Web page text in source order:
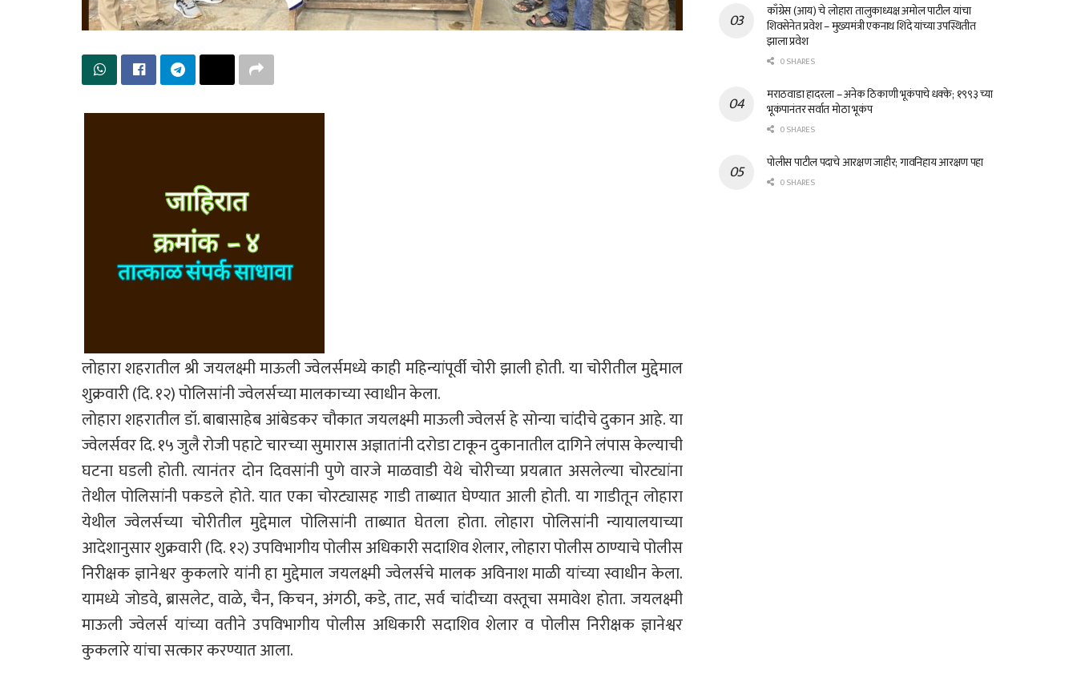
लोहारा शहरातील श्री जयलक्ष्मी माऊली ज्वेलर्समध्ये काही महिन्यांपूर्वी चोरी झाली होती. या चोरीतील मुद्देमाल
शुक्रवारी (दि. १२) पोलिसांनी ज्वेलर्सच्या मालकाच्या स्वाधीन केला.
लोहारा शहरातील डॉ. बाबासाहेब आंबेडकर चौकात जयलक्ष्मी माऊली ज्वेलर्स हे सोन्या चांदीचे दुकान आहे. या
ज्वेलर्सवर दि. १५ जुलै रोजी पहाटे चारच्या सुमारास अज्ञातांनी दरोडा टाकून दुकानातील दागिने लंपास केल्याची
घटना घडली होती. त्यानंतर दोन दिवसांनी पुणे वारजे माळवाडी येथे चोरीच्या प्रयत्नात असलेल्या चोरट्यांना
तेथील पोलिसांनी पकडले होते. यात एका चोरट्यासह गाडी ताब्यात घेण्यात आली होती. या गाडीतून लोहारा
येथील ज्वेलर्सच्या चोरीतील मुद्देमाल पोलिसांनी ताब्यात घेतला होता. लोहारा पोलिसांनी न्यायालयाच्या
आदेशानुसार शुक्रवारी (दि. १२) उपविभागीय पोलीस अधिकारी सदाशिव शेलार, लोहारा पोलीस ठाण्याचे पोलीस
निरीक्षक ज्ञानेश्वर कुकलारे यांनी हा मुद्देमाल जयलक्ष्मी ज्वेलर्सचे मालक अविनाश माळी यांच्या स्वाधीन केला.
यामध्ये जोडवे, ब्रासलेट, वाळे, चैन, किचन, अंगठी, कडे, ताट, सर्व चांदीच्या वस्तूचा समावेश होता. जयलक्ष्मी
माऊली ज्वेलर्स यांच्या वतीने उपविभागीय पोलीस अधिकारी सदाशिव शेलार व पोलीस निरीक्षक ज्ञानेश्वर
कुकलारे यांचा सत्कार करण्यात आला.
काँग्रेस (आय) चे लोहारा तालुकाध्यक्ष अमोल पाटील यांचा
शिवसेनेत प्रवेश – मुख्यमंत्री एकनाथ शिंदे यांच्या उपस्थितीत
झाला प्रवेश
0 SHARES
मराठवाडा हादरला – अनेक ठिकाणी भूकंपाचे धक्के; १९९३ च्या
भूकंपानंतर सर्वात मोठा भूकंप
0 SHARES
पोलीस पाटील पदाचे आरक्षण जाहीर; गावनिहाय आरक्षण पहा
0 SHARES